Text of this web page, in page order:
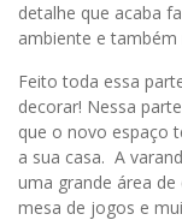
detalhe que acaba
ambiente e também
Feito toda essa
decorar! Nessa
que o novo espaço
a sua casa. A
uma grande área
mesa de jogos e